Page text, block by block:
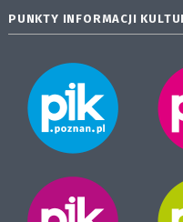
PUNKTY INFORMACJI